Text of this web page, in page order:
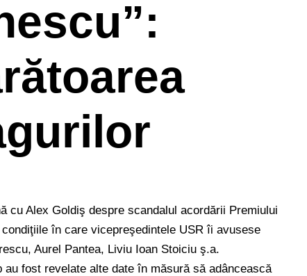
cu Alex Goldiş despre scandalul acordării Premiului
în care vicepreşedintele USR îi avusese
Aurel Pantea, Liviu Ioan Stoiciu ş.a.
fost revelate alte date în măsură să adâncească